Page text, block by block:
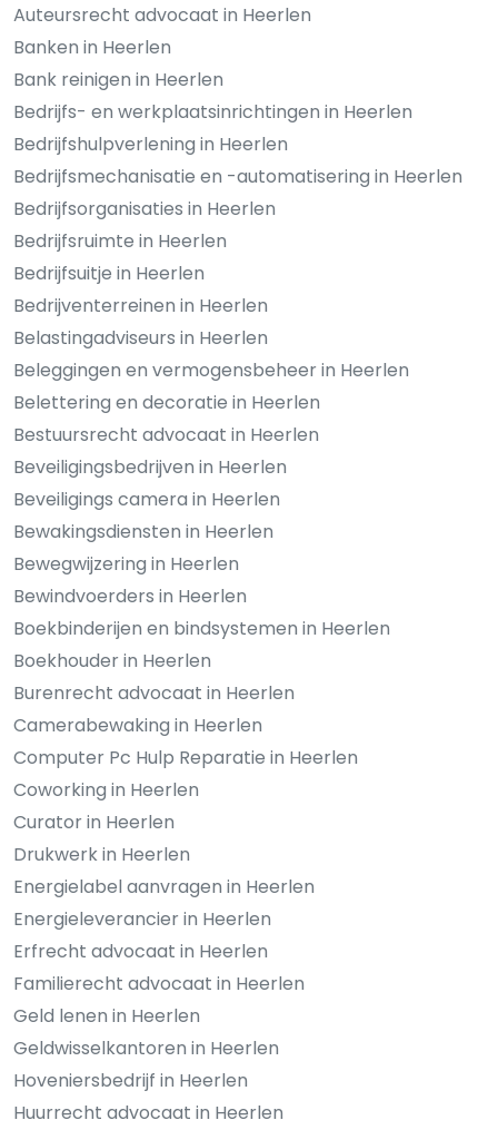
Auteursrecht advocaat in Heerlen
Banken in Heerlen
Bank reinigen in Heerlen
Bedrijfs- en werkplaatsinrichtingen in Heerlen
Bedrijfshulpverlening in Heerlen
Bedrijfsmechanisatie en -automatisering in Heerlen
Bedrijfsorganisaties in Heerlen
Bedrijfsruimte in Heerlen
Bedrijfsuitje in Heerlen
Bedrijventerreinen in Heerlen
Belastingadviseurs in Heerlen
Beleggingen en vermogensbeheer in Heerlen
Belettering en decoratie in Heerlen
Bestuursrecht advocaat in Heerlen
Beveiligingsbedrijven in Heerlen
Beveiligings camera in Heerlen
Bewakingsdiensten in Heerlen
Bewegwijzering in Heerlen
Bewindvoerders in Heerlen
Boekbinderijen en bindsystemen in Heerlen
Boekhouder in Heerlen
Burenrecht advocaat in Heerlen
Camerabewaking in Heerlen
Computer Pc Hulp Reparatie in Heerlen
Coworking in Heerlen
Curator in Heerlen
Drukwerk in Heerlen
Energielabel aanvragen in Heerlen
Energieleverancier in Heerlen
Erfrecht advocaat in Heerlen
Familierecht advocaat in Heerlen
Geld lenen in Heerlen
Geldwisselkantoren in Heerlen
Hoveniersbedrijf in Heerlen
Huurrecht advocaat in Heerlen